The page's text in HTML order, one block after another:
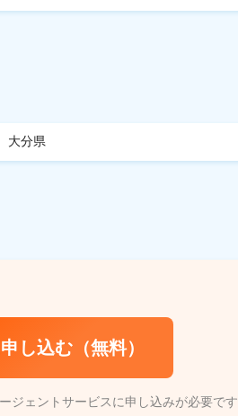
大分県
し込む（無料）
ジェントサービスに申し込みが必要です